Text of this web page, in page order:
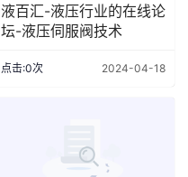
液百汇-液压行业的在线论
坛-液压伺服阀技术
点击:0次 2024-04-18